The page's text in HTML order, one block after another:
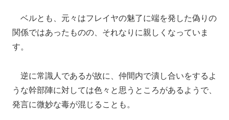
ベルとも、元々はフレイヤの魅了に端を発した偽りの
関係ではあったものの、それなりに親しくなっていま
す。
逆に常識人であるが故に、仲間内で潰し合いをするよ
うな幹部陣に対しては色々と思うところがあるようで、
発言に微妙な毒が混じることも。